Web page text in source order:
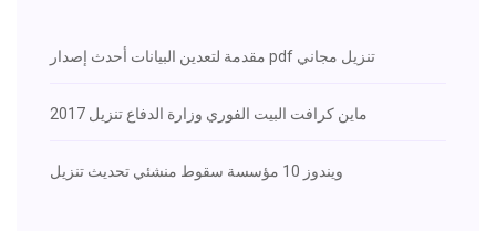
مقدمة لتعدين البيانات أحدث إصدار pdf تنزيل مجاني
ماين كرافت البيت الفوري وزارة الدفاع تنزيل 2017
ويندوز 10 مؤسسة سقوط منشئي تحديث تنزيل